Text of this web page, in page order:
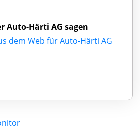
Auto-Härti AG sagen
dem Web für Auto-Härti AG